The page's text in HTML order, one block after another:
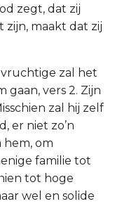
zegt, dat zij
zijn, maakt dat zij
zal het
vers 2. Zijn
zal hij zelf
er niet zo’n
hem, om
familie tot
tot hoge
wel en solide